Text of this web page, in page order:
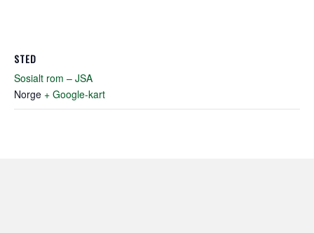
STED
Sosialt rom – JSA
Norge + Google-kart